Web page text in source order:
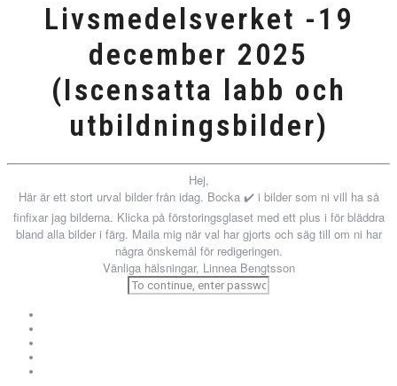
Livsmedelsverket -19
december 2025
(Iscensatta labb och
utbildningsbilder)
Hej,
Här är ett stort urval bilder från idag. Bocka ✔️ i bilder som ni vill ha så
finfixar jag bilderna. Klicka på förstoringsglaset med ett plus i för bläddra
bland alla bilder i färg. Maila mig när val har gjorts och säg till om ni har
några önskemål för redigeringen.
Vänliga hälsningar, Linnea Bengtsson